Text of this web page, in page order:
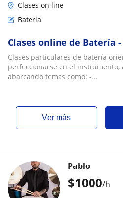
Clases on line
Bateria
Clases online de Batería
Clases particulares de batería
perfeccionarse en el
abarcando temas como: -...
ver más
$1000/h
Pablo